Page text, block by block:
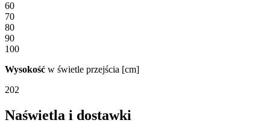
60
70
80
90
100
Wysokość w świetle przejścia [cm]
202
Naświetla i dostawki